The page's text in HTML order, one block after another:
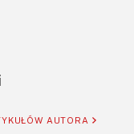
AUTORA